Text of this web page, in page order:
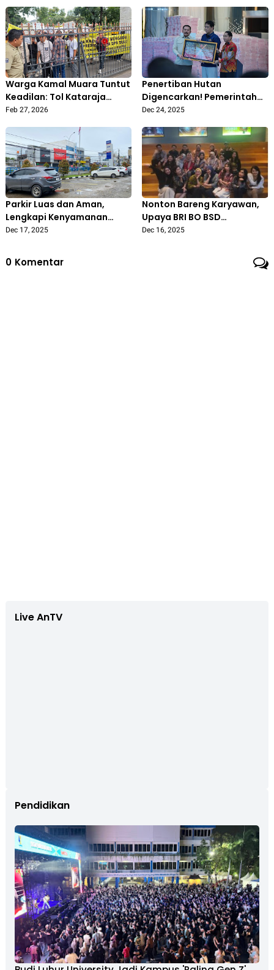
Ini 5 Agustus 2026
Warga Kamal Muara Tuntut
Keadilan: Tol Kataraja
Sudah Beroperasi,
Ganti Rugi
Feb 27, 2026
Penertiban Hutan
Digencarkan! Pemerintah
Berhasil Selamatkan Rp 6 T
Hektare
Dec 24, 2025
Parkir Luas dan Aman,
Lengkapi Kenyamanan
Layanan BRI KC Cilegon
Dec 17, 2025
Nonton Bareng Karyawan,
Upaya BRI BO BSD
Tingkatkan Work Life
Dec 16, 2025
0 Komentar
Live AnTV
Pendidikan